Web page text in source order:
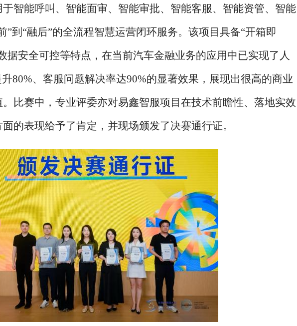
智能呼叫、智能面审、智能审批、智能客服、智能资管、智能
”到“融后”的全流程智慧运营闭环服务。该项目具备“开箱即
据安全可控等特点，在当前汽车金融业务的应用中已实现了人
80%、客服问题解决率达90%的显著效果，展现出很高的商业
比赛中，专业评委亦对易鑫智服项目在技术前瞻性、落地实效
的表现给予了肯定，并现场颁发了决赛通行证。